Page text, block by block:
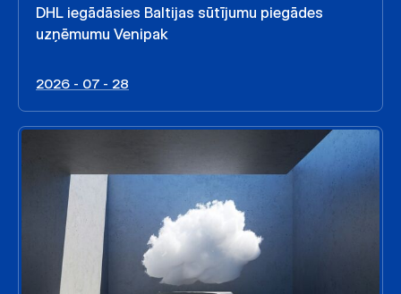
DHL iegādāsies Baltijas sūtījumu piegādes
uzņēmumu Venipak
2026 - 07 - 28